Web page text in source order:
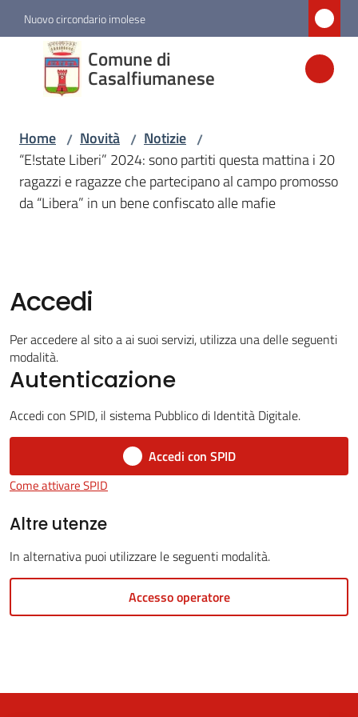
Vai al contenuto
Vai alla navigazione
Vai al footer
Nuovo circondario imolese
Comune di
Casalfiumanese
Comune di
Casalfiumanese
Amministrazione
Novità
Menu selezionato
Vivere
Casalfiumanese
5x1000
Servizi
line
Tutti
argomenti
Home / Novità / Notizie /
“E!state Liberi” 2024: sono partiti questa mattina i 20
ragazzi e ragazze che partecipano al campo promosso
da “Libera” in un bene confiscato alle mafie
Accedi
Per accedere al sito a ai suoi servizi, utilizza una delle seguenti
modalità.
Autenticazione
Accedi con SPID, il sistema Pubblico di Identità Digitale.
Accedi con SPID
Come attivare SPID
Altre utenze
In alternativa puoi utilizzare le seguenti modalità.
Accesso operatore